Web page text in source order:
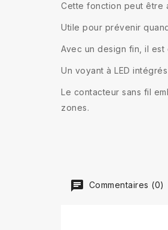
Cette fonction peut être
Utile pour prévenir
Avec un design fin, il
Un voyant à LED
Le contacteur sans fil
zones.
Commentaires (0)